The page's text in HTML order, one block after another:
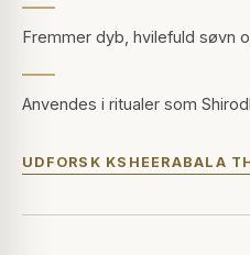
Fremmer dyb, hvilefuld søvn
Anvendes i ritualer som
UDFORSK KSHEERABALA